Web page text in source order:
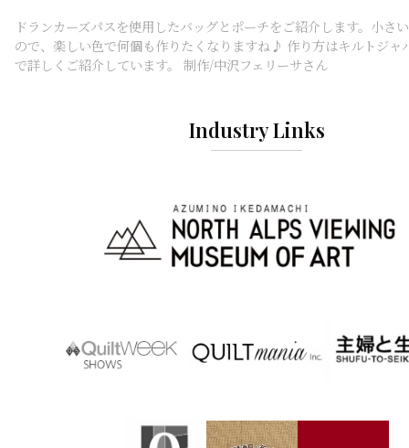
ドランカーズパスを使用したバッグとポーチをご紹介します。小さ
ので、楽しい色で何個も作りたくなりますね♪ 作り方はキルトジャ
で詳しくご紹介しています。 制作/中沢フェリーサさん
Industry Links